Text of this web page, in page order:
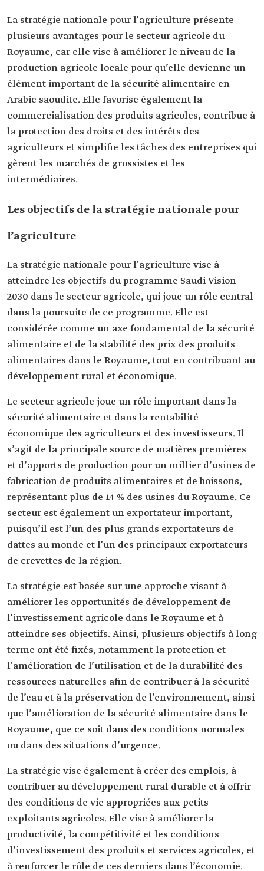
La stratégie nationale pour l’agriculture présente
plusieurs avantages pour le secteur agricole du
Royaume, car elle vise à améliorer le niveau de la
production agricole locale pour qu’elle devienne un
élément important de la sécurité alimentaire en
Arabie saoudite. Elle favorise également la
commercialisation des produits agricoles, contribue à
la protection des droits et des intérêts des
agriculteurs et simplifie les tâches des entreprises qui
gèrent les marchés de grossistes et les
intermédiaires.
Les objectifs de la stratégie nationale pour
l’agriculture
La stratégie nationale pour l’agriculture vise à
atteindre les objectifs du programme Saudi Vision
2030 dans le secteur agricole, qui joue un rôle central
dans la poursuite de ce programme. Elle est
considérée comme un axe fondamental de la sécurité
alimentaire et de la stabilité des prix des produits
alimentaires dans le Royaume, tout en contribuant au
développement rural et économique.
Le secteur agricole joue un rôle important dans la
sécurité alimentaire et dans la rentabilité
économique des agriculteurs et des investisseurs. Il
s’agit de la principale source de matières premières
et d’apports de production pour un millier d’usines de
fabrication de produits alimentaires et de boissons,
représentant plus de 14 % des usines du Royaume. Ce
secteur est également un exportateur important,
puisqu’il est l’un des plus grands exportateurs de
dattes au monde et l’un des principaux exportateurs
de crevettes de la région.
La stratégie est basée sur une approche visant à
améliorer les opportunités de développement de
l’investissement agricole dans le Royaume et à
atteindre ses objectifs. Ainsi, plusieurs objectifs à long
terme ont été fixés, notamment la protection et
l’amélioration de l’utilisation et de la durabilité des
ressources naturelles afin de contribuer à la sécurité
de l’eau et à la préservation de l’environnement, ainsi
que l’amélioration de la sécurité alimentaire dans le
Royaume, que ce soit dans des conditions normales
ou dans des situations d’urgence.
La stratégie vise également à créer des emplois, à
contribuer au développement rural durable et à offrir
des conditions de vie appropriées aux petits
exploitants agricoles. Elle vise à améliorer la
productivité, la compétitivité et les conditions
d’investissement des produits et services agricoles, et
à renforcer le rôle de ces derniers dans l’économie.